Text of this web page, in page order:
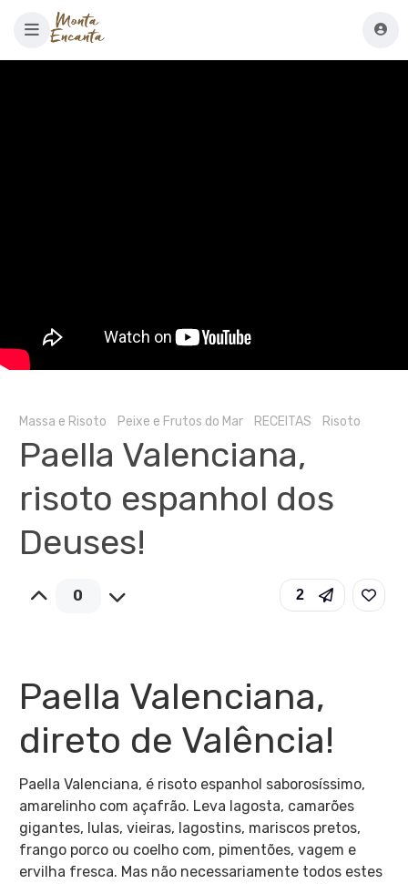
Massa e Risoto Peixe e Frutos do Mar RECEITAS Risoto
Paella Valenciana,
risoto espanhol dos
Deuses!
0 2
Paella Valenciana,
direto de Valência!
Paella Valenciana, é risoto espanhol saborosíssimo,
amarelinho com açafrão. Leva lagosta, camarões
gigantes, lulas, vieiras, lagostins, mariscos pretos,
frango porco ou coelho com, pimentões, vagem e
ervilha fresca. Mas não necessariamente todos estes